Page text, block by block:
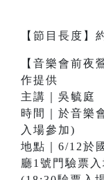
【節目長度】
【音樂會前夜
作提供
主講｜吳毓庭
時間｜於音樂
入場參加)
地點｜6/12於
廳1號門驗票